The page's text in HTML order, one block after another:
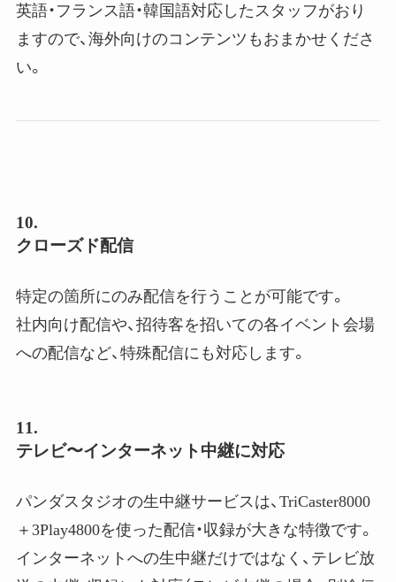
英語・フランス語・韓国語対応したスタッフがおり
ますので、海外向けのコンテンツもおまかせくださ
い。
10.
クローズド配信
特定の箇所にのみ配信を行うことが可能です。
社内向け配信や、招待客を招いての各イベント会場
への配信など、特殊配信にも対応します。
11.
テレビ〜インターネット中継に対応
パンダスタジオの生中継サービスは、TriCaster8000
＋3Play4800を使った配信・収録が大きな特徴です。
インターネットへの生中継だけではなく、テレビ放